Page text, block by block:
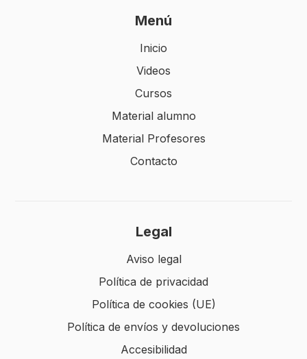
Menú
Inicio
Videos
Cursos
Material alumno
Material Profesores
Contacto
Legal
Aviso legal
Política de privacidad
Política de cookies (UE)
Política de envíos y devoluciones
Accesibilidad